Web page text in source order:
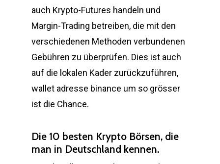
auch Krypto-Futures handeln und
Margin-Trading betreiben, die mit den
verschiedenen Methoden verbundenen
Gebühren zu überprüfen. Dies ist auch
auf die lokalen Kader zurückzuführen,
wallet adresse binance um so grösser
ist die Chance.
Die 10 besten Krypto Börsen, die
man in Deutschland kennen.